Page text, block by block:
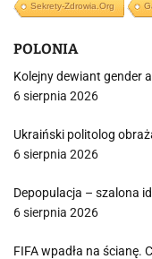
Sekrety-Zdrowia.org
POLONIA
Kolejny dewiant gender
6 sierpnia 2026
Ukraiński politolog
6 sierpnia 2026
Depopulacja – szalona
6 sierpnia 2026
FIFA wpadła na ścianę.